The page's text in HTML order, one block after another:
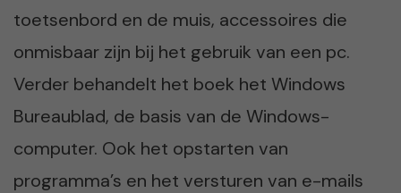
toetsenbord en de muis, accessoires die
onmisbaar zijn bij het gebruik van een pc.
Verder behandelt het boek het Windows
Bureaublad, de basis van de Windows-
computer. Ook het opstarten van
programma’s en het versturen van e-mails